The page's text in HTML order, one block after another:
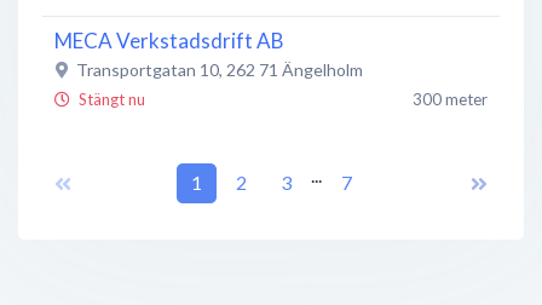
MECA Verkstadsdrift AB
Transportgatan 10, 262 71 Ängelholm
Stängt nu 300 meter
Kungsgårdsleden 262 71 Ängelholm
1 2 3 ... 7